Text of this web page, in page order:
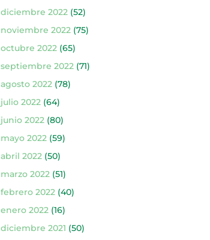
diciembre 2022(52)
noviembre 2022(75)
octubre 2022(65)
septiembre 2022(71)
agosto 2022(78)
julio 2022(64)
junio 2022(80)
mayo 2022(59)
abril 2022(50)
marzo 2022(51)
febrero 2022(40)
enero 2022(16)
diciembre 2021 (50)